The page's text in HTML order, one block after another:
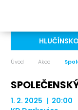
HLUČÍNSKO
Úvod Akce
1. 2. 2025 | 20:00